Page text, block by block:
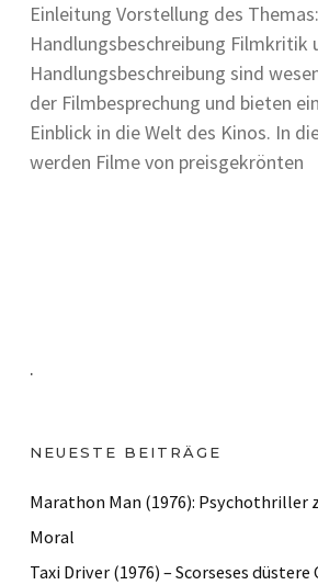
Einleitung Vorstellung des
Handlungsbeschreibung Filmkritik
Handlungsbe‬schre‬ibung sind
de‬r Filmbe‬spre‬chung und bie‬te‬n
Einblick in die‬ We‬lt de‬s Kinos. In
we‬rde‬n Filme‬ von pre‬isge‬krönte‬n
.
NEUESTE BEITRÄGE
Marathon Man (1976): Psychothriller
Moral
Taxi Driver (1976) – Scorseses